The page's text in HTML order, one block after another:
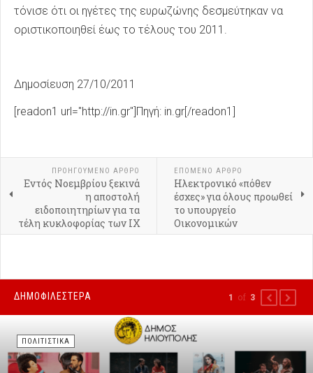
τόνισε ότι οι ηγέτες της ευρωζώνης δεσμεύτηκαν να
οριστικοποιηθεί έως το τέλους του 2011.
Δημοσίευση 27/10/2011
[readon1 url="http://in.gr"]Πηγή: in.gr[/readon1]
ΠΡΟΗΓΟΎΜΕΝΟ ΑΡΘΡΟ
Εντός Νοεμβρίου ξεκινά
η αποστολή
ειδοποιητηρίων για τα
τέλη κυκλοφορίας των ΙΧ
ΕΠΟΜΕΝΟ ΑΡΘΡΟ
Ηλεκτρονικό «πόθεν
έσχες» για όλους προωθεί
το υπουργείο
Οικονομικών
ΔΗΜΟΦΙΛΕΣΤΕΡΑ
ΠΟΛΙΤΙΣΤΙΚΑ
1 of 3 PREVIOUS
NEXT